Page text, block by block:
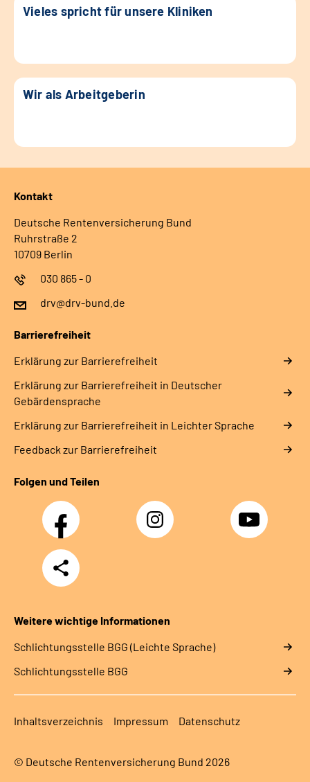
Vieles spricht für unsere Kliniken
Wir als Arbeitgeberin
Kontakt
Deutsche Rentenversicherung Bund
Ruhrstraße 2
10709 Berlin
030 865 - 0
drv@drv-bund.de
Barrierefreiheit
Erklärung zur Barrierefreiheit
Erklärung zur Barrierefreiheit in Deutscher
Gebärdensprache
Erklärung zur Barrierefreiheit in Leichter Sprache
Feedback zur Barrierefreiheit
Folgen und Teilen
Facebook Instagram YouTube
Teilen
Weitere wichtige Informationen
Schlich­tungs­stel­le BGG (Leichte Sprache)
Schlich­tungs­stel­le BGG
Inhaltsverzeichnis Impressum Datenschutz
© Deutsche Rentenversicherung Bund 2026